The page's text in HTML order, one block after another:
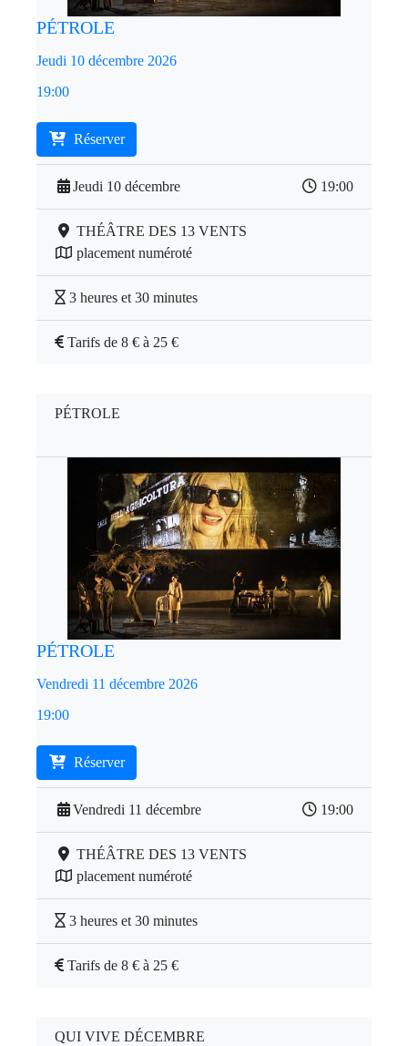
PÉTROLE
Jeudi 10 décembre 2026
19:00
Réserver
Jeudi 10 décembre 19:00
THÉÂTRE DES 13 VENTS
placement numéroté
3 heures et 30 minutes
Tarifs de 8 € à 25 €
PÉTROLE
PÉTROLE
Vendredi 11 décembre 2026
19:00
Réserver
Vendredi 11 décembre 19:00
THÉÂTRE DES 13 VENTS
placement numéroté
3 heures et 30 minutes
Tarifs de 8 € à 25 €
QUI VIVE DÉCEMBRE